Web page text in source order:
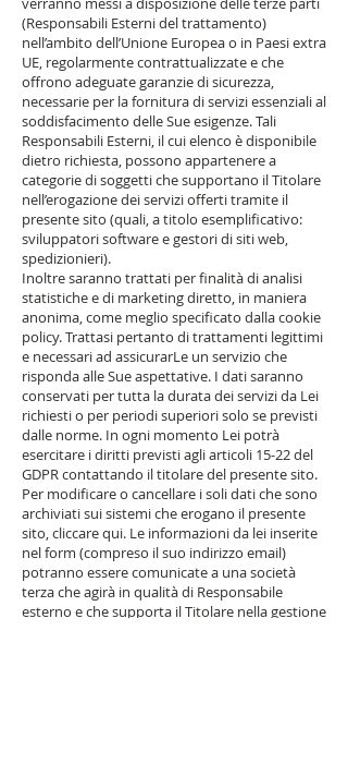
(Responsabili Esterni del trattamento)
nell’ambito dell’Unione Europea o in Paesi extra
UE, regolarmente contrattualizzate e che
offrono adeguate garanzie di sicurezza,
necessarie per la fornitura di servizi essenziali al
soddisfacimento delle Sue esigenze. Tali
Responsabili Esterni, il cui elenco è disponibile
dietro richiesta, possono appartenere a
categorie di soggetti che supportano il Titolare
nell’erogazione dei servizi offerti tramite il
presente sito (quali, a titolo esemplificativo:
sviluppatori software e gestori di siti web,
spedizionieri).
Inoltre saranno trattati per finalità di analisi
statistiche e di marketing diretto, in maniera
anonima, come meglio specificato dalla cookie
policy. Trattasi pertanto di trattamenti legittimi
e necessari ad assicurarLe un servizio che
risponda alle Sue aspettative. I dati saranno
conservati per tutta la durata dei servizi da Lei
richiesti o per periodi superiori solo se previsti
dalle norme. In ogni momento Lei potrà
esercitare i diritti previsti agli articoli 15-22 del
GDPR contattando il titolare del presente sito.
Per modificare o cancellare i soli dati che sono
archiviati sui sistemi che erogano il presente
sito, cliccare qui. Le informazioni da lei inserite
nel form (compreso il suo indirizzo email)
potranno essere comunicate a una società
terza che agirà in qualità di Responsabile
esterno e che supporta il Titolare nella gestione